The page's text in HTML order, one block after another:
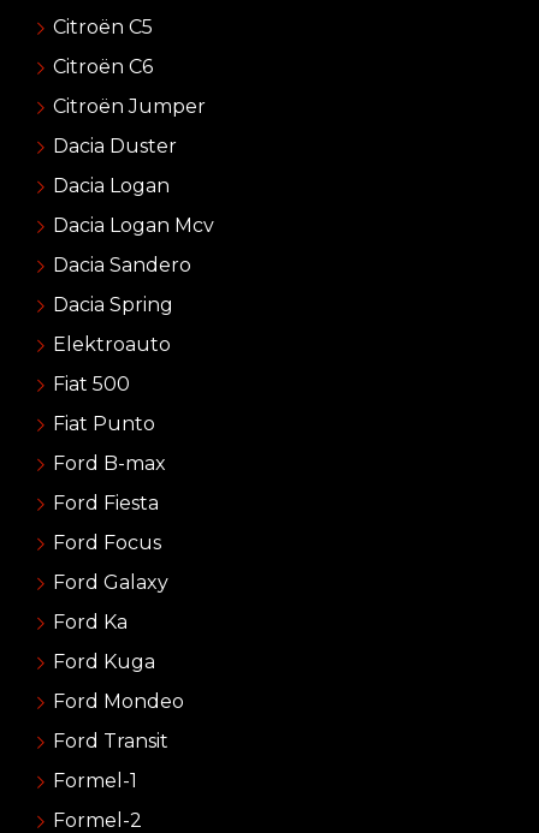
Citroën C5
Citroën C6
Citroën Jumper
Dacia Duster
Dacia Logan
Dacia Logan Mcv
Dacia Sandero
Dacia Spring
Elektroauto
Fiat 500
Fiat Punto
Ford B-max
Ford Fiesta
Ford Focus
Ford Galaxy
Ford Ka
Ford Kuga
Ford Mondeo
Ford Transit
Formel-1
Formel-2